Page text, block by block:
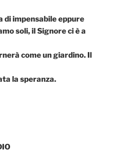
di impensabile eppure
soli, il Signore ci è a
come un giardino. Il
la speranza.